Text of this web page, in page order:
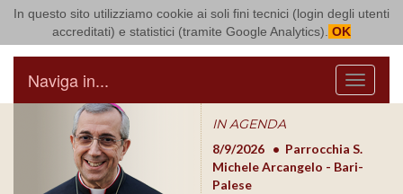
In questo sito utilizziamo cookie ai soli fini tecnici (login degli utenti
accreditati) e statistici (tramite Google Analytics). OK
Arcidiocesi di Bari Bitonto
Menu
Naviga in...
IN AGENDA
8/17/2026
Conversano
Conferenza Episcopale
Pugliese
8/9/2026
Parrocchia S.
Michele Arcangelo - Bari-
Palese